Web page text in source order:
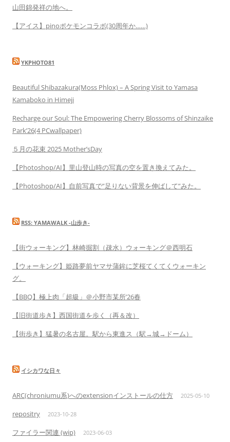
山田錦発祥の地へ。
【アイス】pinoポケモンコラボ(30周年か……)
YKPHOTO81
Beautiful Shibazakura(Moss Phlox) – A Spring Visit to Yamasa
Kamaboko in Himeji
Recharge our Soul: The Empowering Cherry Blossoms of Shinzaike
Park’26(4 PCwallpaper)
５月の花束 2025 Mother’sDay
【Photoshop/AI】里山登山時の写真の空を置き換えてみた。
【Photoshop/AI】自前写真で”足りない背景を伸ばして”みた。
RSS: YAMAWALK -山歩き-
【街ウォーキング】林崎掘割（疎水）ウォーキング＠西明石
【ウォーキング】姫路夢前ヤマサ蒲鉾に芝桜てくてくウォーキン
グ。
【BBQ】極上肉「超級」＠小野市某所’26春
【旧街道歩き】西国街道を歩く（再＆改）
【街歩き】猛暑の名古屋。駅から東進ス（駅→城→ドーム）
イシカワな日々
ARC(chroniumu系)へのextensionインストールの仕方 2025-05-10
repositry 2023-10-28
ファイラー関連 (wip) 2023-06-03